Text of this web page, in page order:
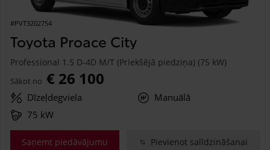
#PVT3202754
Toyota Proace City
Professional 1.5 D-4D M/T (Priekšējā piedziņa) (75 kW)
Sākot no € 26 100
Dīzeļdegviela
Manuālā
75 kW
Saņemt piedāvājumu Pievienot salīdzināšanai